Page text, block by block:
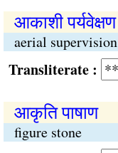
आकाशी पर्यवेक्षण
aerial supervision
:
आकृति पाषाण
figure stone